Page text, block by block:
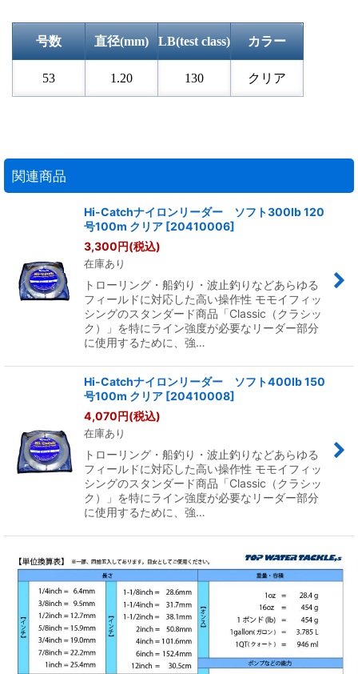
号数 直径(mm) LB(test class) カラー
53 1.20 130 クリア
関連商品
Hi-Catchナイロンリーダー ソフト300lb 120
号100m クリア [20410006]
3,300円(税込)
在庫あり
トローリング・船釣り・波止釣りなどあらゆる
フィールドに対応した高い操作性 モモイフィッ
シングのスタンダード商品「Classic（クラシッ
ク）」を特にライン強度が必要なリーダー部分
に使用するために、強…
Hi-Catchナイロンリーダー ソフト400lb 150
号100m クリア [20410008]
4,070円(税込)
在庫あり
トローリング・船釣り・波止釣りなどあらゆる
フィールドに対応した高い操作性 モモイフィッ
シングのスタンダード商品「Classic（クラシッ
ク）」を特にライン強度が必要なリーダー部分
に使用するために、強…